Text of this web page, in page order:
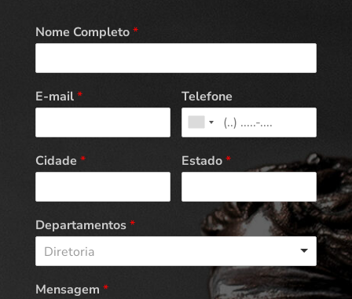
Nome Completo*
E-mail* Telefone
Cidade * Estado*
Departamentos*
Diretoria
Mensagem *